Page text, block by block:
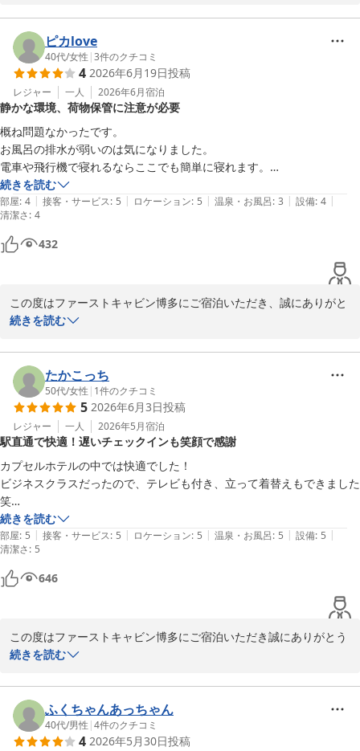
快適にお過ごしいただけたとのこと、大変嬉しく思います。またの
機会がございましたらファーストキャビン博多をご検討いただけま
すと幸いでございます。またお会い出来ますことを楽しみにお待ち
しております。
ファーストキャビン博多
2026-06-20
ピカlove
40代/女性 |3件のクチコミ
4 2026年6月19日投稿
レジャー 一人 2026年6月宿泊
静かな環境、荷物保管に注意が必要
概ね問題なかったです。
お風呂の排水が弱いのは気になりました。
電車や飛行機で寝れるならここでも簡単に寝れます。
みなさん静かに過ごしてます。
大きめの荷物を保管するロッカーはないので部屋の前の廊下置くか、フ
ロント預けになります。
貴重品は部屋のベットサイドにある鍵付きロッカーもありますが本当に
大事なものは基本持ってる方が安全だと思います。
わたしは夜遅くまで起きてるタイプなんですが、3時、4時に出歩いて
いました。（まあトイレかもですが）
続きを読む
部屋: 4 | 接客・サービス: 5 | ロケーション: 5 | 温泉・お風呂: 3 | 設備: 4 |
清潔さ: 4
432
この度はファーストキャビン博多にご宿泊いただき、誠にありがと
うございます。
貴重品についてご不安な思いをさせてしまい、心苦しく感じており
ます。
館内には防犯カメラの設置はもちろん、定期的に巡回も行ってはお
りますが、皆様に安心してお休みいただけるよう、セキュリティ向
上に努めてまいります。
また機会がございましたら、ファーストキャビン博多のご宿泊いた
だければ幸いでございます。
スタッフ一同心よりお待ちしております。
ファーストキャビン博多
続きを読む
たかこっち
50代/女性 | 1件のクチコミ
5 2026年6月3日投稿
レジャー 一人 2026年5月宿泊
駅直通で快適！遅いチェックインも笑顔で感謝
カプセルホテルの中では快適でした！
ビジネスクラスだったので、テレビも付き、立って着替えもできました
笑
遅い時間のチェックインも笑顔で迎えてくださり、浴場も夜遅くなって
も入れますし、駅直通で荷物も預かっていただけるので、至れり尽くせ
りでした。
お世話になりありがとうございました。
続きを読む
部屋: 5 | 接客・サービス: 5 | ロケーション: 5 | 温泉・お風呂: 5 | 設備: 5 |
清潔さ: 5
646
この度はファーストキャビン博多にご宿泊いただき誠にありがとう
ございます。
思います。快適にお過ごしいただけたとのお声をいただくことがで
き大変嬉しく思います。
今後ともお客様の快適なご滞在のお手伝いができるよう努めて参り
ます。またのご利用お待ちしております。
続きを読む
ふくちゃんあっちゃん
40代/男性 |4件のクチコミ
4 2026年5月30日投稿